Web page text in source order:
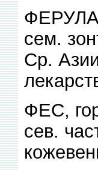
ФЕРУЛА,
сем.
Ср.
ФЕС,
сев.